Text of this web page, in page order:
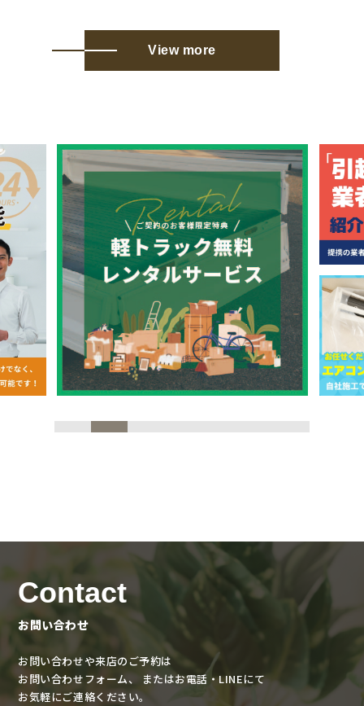
View more
Contact
お問い合わせ
お問い合わせや来店のご予約は
お問い合わせフォーム、
またはお電話・LINEにて
お気軽にご連絡ください。